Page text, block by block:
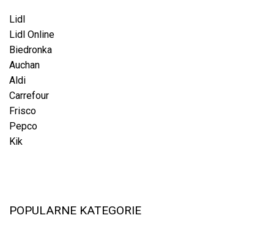
Lidl
Lidl Online
Biedronka
Auchan
Aldi
Carrefour
Frisco
Pepco
Kik
POPULARNE KATEGORIE